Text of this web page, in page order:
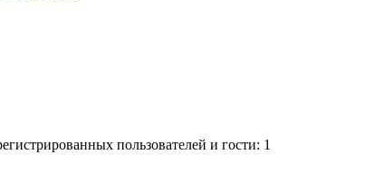
пользователей и гости: 1